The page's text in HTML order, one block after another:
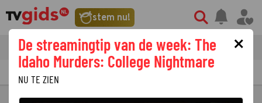
stem nu!
tvgids streaming nieuws
PRIMETIME GEMIST
×
De streamingtip van de week: The
Idaho Murders: College Nightmare
NU TE ZIEN